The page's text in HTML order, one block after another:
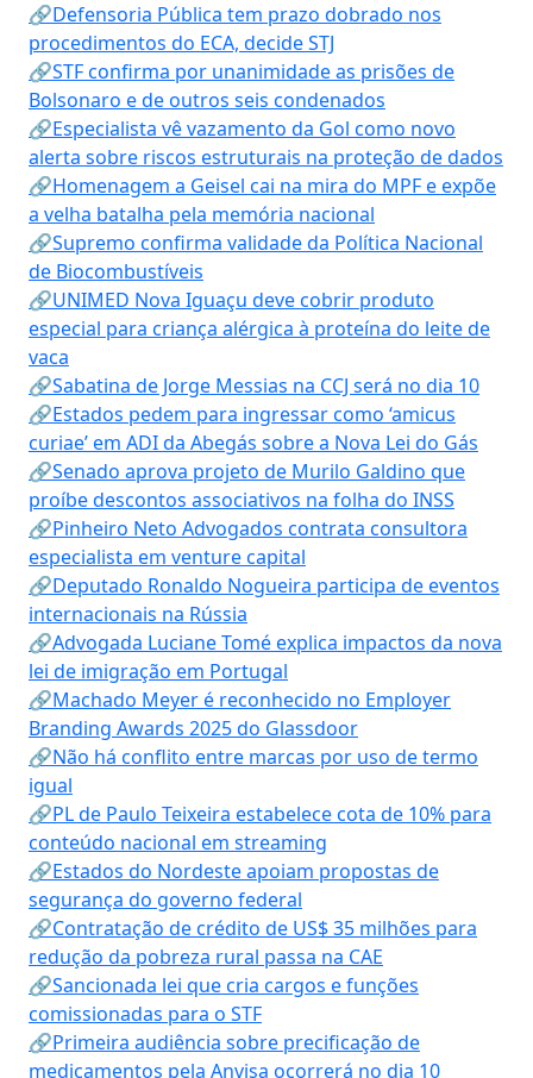
🔗Defensoria Pública tem prazo dobrado nos
procedimentos do ECA, decide STJ
🔗STF confirma por unanimidade as prisões de
Bolsonaro e de outros seis condenados
🔗Especialista vê vazamento da Gol como novo
alerta sobre riscos estruturais na proteção de dados
🔗Homenagem a Geisel cai na mira do MPF e expõe
a velha batalha pela memória nacional
🔗Supremo confirma validade da Política Nacional
de Biocombustíveis
🔗UNIMED Nova Iguaçu deve cobrir produto
especial para criança alérgica à proteína do leite de
vaca
🔗Sabatina de Jorge Messias na CCJ será no dia 10
🔗Estados pedem para ingressar como ‘amicus
curiae’ em ADI da Abegás sobre a Nova Lei do Gás
🔗Senado aprova projeto de Murilo Galdino que
proíbe descontos associativos na folha do INSS
🔗Pinheiro Neto Advogados contrata consultora
especialista em venture capital
🔗Deputado Ronaldo Nogueira participa de eventos
internacionais na Rússia
🔗Advogada Luciane Tomé explica impactos da nova
lei de imigração em Portugal
🔗Machado Meyer é reconhecido no Employer
Branding Awards 2025 do Glassdoor
🔗Não há conflito entre marcas por uso de termo
igual
🔗PL de Paulo Teixeira estabelece cota de 10% para
conteúdo nacional em streaming
🔗Estados do Nordeste apoiam propostas de
segurança do governo federal
🔗Contratação de crédito de US$ 35 milhões para
redução da pobreza rural passa na CAE
🔗Sancionada lei que cria cargos e funções
comissionadas para o STF
🔗Primeira audiência sobre precificação de
medicamentos pela Anvisa ocorrerá no dia 10